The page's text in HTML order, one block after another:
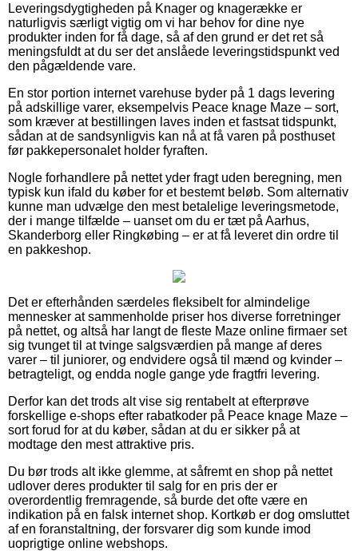
Leveringsdygtigheden på Knager og knagerække er
naturligvis særligt vigtig om vi har behov for dine nye
produkter inden for få dage, så af den grund er det ret så
meningsfuldt at du ser det anslåede leveringstidspunkt ved
den pågældende vare.
En stor portion internet varehuse byder på 1 dags levering
på adskillige varer, eksempelvis Peace knage Maze – sort,
som kræver at bestillingen laves inden et fastsat tidspunkt,
sådan at de sandsynligvis kan nå at få varen på posthuset
før pakkepersonalet holder fyraften.
Nogle forhandlere på nettet yder fragt uden beregning, men
typisk kun ifald du køber for et bestemt beløb. Som alternativ
kunne man udvælge den mest betalelige leveringsmetode,
der i mange tilfælde – uanset om du er tæt på Aarhus,
Skanderborg eller Ringkøbing – er at få leveret din ordre til
en pakkeshop.
Det er efterhånden særdeles fleksibelt for almindelige
mennesker at sammenholde priser hos diverse forretninger
på nettet, og altså har langt de fleste Maze online firmaer set
sig tvunget til at tvinge salgsværdien på mange af deres
varer – til juniorer, og endvidere også til mænd og kvinder –
betragteligt, og endda nogle gange yde fragtfri levering.
Derfor kan det trods alt vise sig rentabelt at efterprøve
forskellige e-shops efter rabatkoder på Peace knage Maze –
sort forud for at du køber, sådan at du er sikker på at
modtage den mest attraktive pris.
Du bør trods alt ikke glemme, at såfremt en shop på nettet
udlover deres produkter til salg for en pris der er
overordentlig fremragende, så burde det ofte være en
indikation på en falsk internet shop. Kortkøb er dog omsluttet
af en foranstaltning, der forsvarer dig som kunde imod
uoprigtige online webshops.